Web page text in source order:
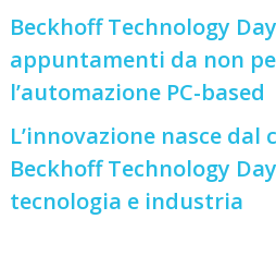
Beckhoff Technology
appuntamenti da non
l’automazione PC-based
L’innovazione nasce
Beckhoff Technology
tecnologia e industria